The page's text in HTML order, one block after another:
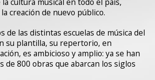
creación de nuevo público.
de las distintas escuelas de música del
su plantilla, su repertorio, en
es ambicioso y amplio: ya se han
de 800 obras que abarcan los siglos